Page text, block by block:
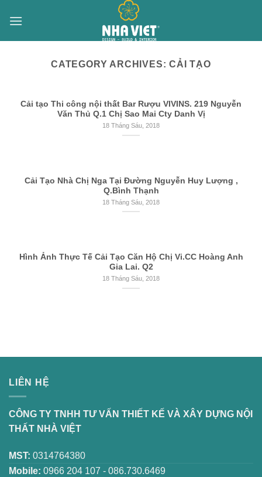
CATEGORY ARCHIVES:CẢI TẠO
Cải tạo Thi công nội thất Bar Rượu VIVINS. 219 Nguyễn
Văn Thủ Q.1 Chị Sao Mai Cty Danh Vị
18 Tháng Sáu, 2018
Cải Tạo Nhà Chị Nga Tại Đường Nguyễn Huy Lượng ,
Q.Bình Thạnh
18 Tháng Sáu, 2018
Hình Ảnh Thực Tế Cải Tạo Căn Hộ Chị Vi.CC Hoàng Anh
Gia Lai. Q2
18 Tháng Sáu, 2018
LIÊN HỆ
CÔNG TY TNHH TƯ VẤN THIẾT KẾ VÀ XÂY DỰNG NỘI
THẤT NHÀ VIỆT
MST: 0314764380
Mobile: 0966 204 107 - 086.730.6469